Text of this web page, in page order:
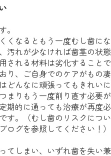
。
くなるともう一度むし歯にな
汚れが少なければ歯茎の状態
される材料は劣化することで
り、ご自身でのケアがもの凄
どんなに頑張ってもきれいに
まりもう一度削り直す必要が
期的に通っても治療が再度必
す。（むし歯のリスクについ
ログを参照してください！）
てしまい、いずれ歯を失い兼